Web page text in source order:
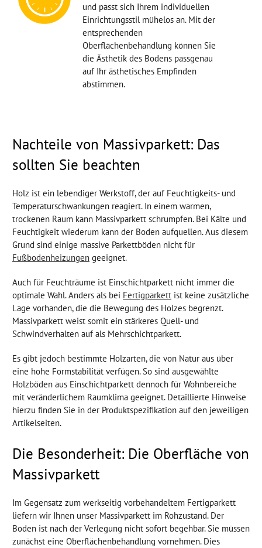
und passt sich Ihrem individuellen
Einrichtungsstil mühelos an. Mit der
entsprechenden
Oberflächenbehandlung können Sie
die Ästhetik des Bodens passgenau
auf Ihr ästhetisches Empfinden
abstimmen.
Nachteile von Massivparkett: Das
sollten Sie beachten
Holz ist ein lebendiger Werkstoff, der auf Feuchtigkeits- und
Temperaturschwankungen reagiert. In einem warmen,
trockenen Raum kann Massivparkett schrumpfen. Bei Kälte und
Feuchtigkeit wiederum kann der Boden aufquellen. Aus diesem
Grund sind einige massive Parkettböden nicht für
Fußbodenheizungen geeignet.
Auch für Feuchträume ist Einschichtparkett nicht immer die
optimale Wahl. Anders als bei Fertigparkett ist keine zusätzliche
Lage vorhanden, die die Bewegung des Holzes begrenzt.
Massivparkett weist somit ein stärkeres Quell- und
Schwindverhalten auf als Mehrschichtparkett.
Es gibt jedoch bestimmte Holzarten, die von Natur aus über
eine hohe Formstabilität verfügen. So sind ausgewählte
Holzböden aus Einschichtparkett dennoch für Wohnbereiche
mit veränderlichem Raumklima geeignet. Detaillierte Hinweise
hierzu finden Sie in der Produktspezifikation auf den jeweiligen
Artikelseiten.
Die Besonderheit: Die Oberfläche von
Massivparkett
Im Gegensatz zum werkseitig vorbehandeltem Fertigparkett
liefern wir Ihnen unser Massivparkett im Rohzustand. Der
Boden ist nach der Verlegung nicht sofort begehbar. Sie müssen
zunächst eine Oberflächenbehandlung vornehmen. Dies